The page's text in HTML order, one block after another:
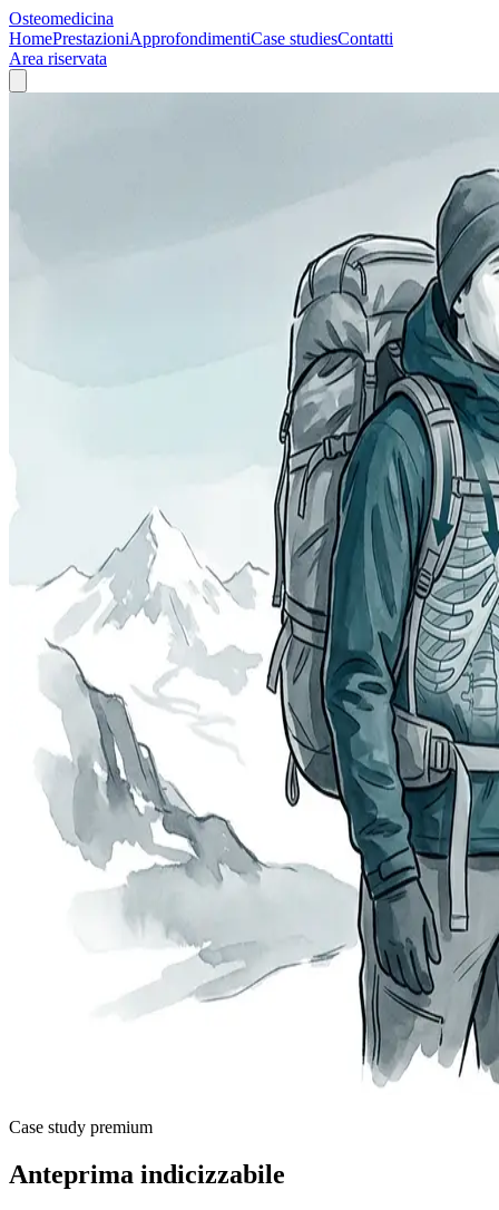
Osteomedicina
HomePrestazioniApprofondimentiCase studiesContatti
Area riservata
Case study premium
Anteprima indicizzabile